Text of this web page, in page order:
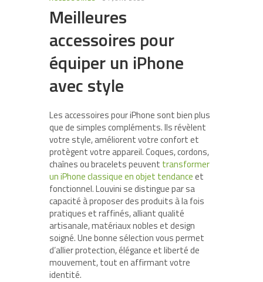
Meilleures
accessoires pour
équiper un iPhone
avec style
Les accessoires pour iPhone sont bien plus
que de simples compléments. Ils révèlent
votre style, améliorent votre confort et
protègent votre appareil. Coques, cordons,
chaînes ou bracelets peuvent transformer
un iPhone classique en objet tendanceet
fonctionnel.Louvini se distingue par sa
capacité à proposer des produits à la fois
pratiques et raffinés, alliant qualité
artisanale, matériaux nobles et design
soigné. Une bonne sélection vous permet
d’allier protection, élégance et liberté de
mouvement, tout en affirmant votre
identité.